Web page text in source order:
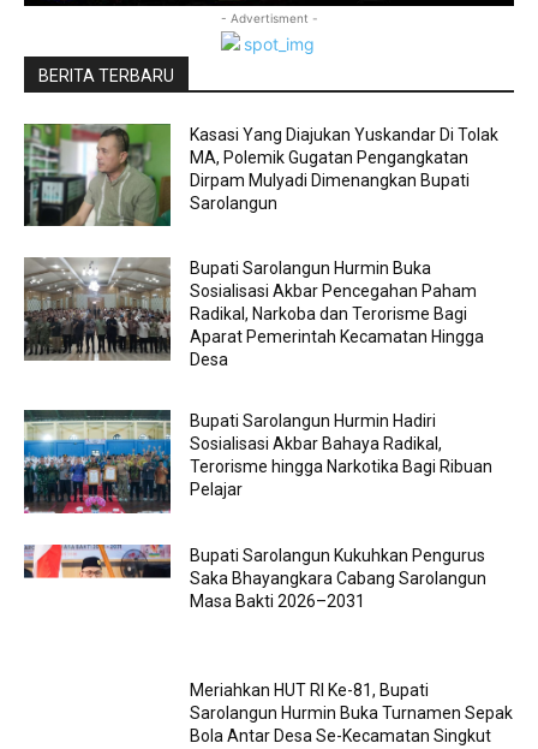
- Advertisment -
BERITA TERBARU
Kasasi Yang Diajukan Yuskandar Di Tolak
MA, Polemik Gugatan Pengangkatan
Dirpam Mulyadi Dimenangkan Bupati
Sarolangun
Bupati Sarolangun Hurmin Buka
Sosialisasi Akbar Pencegahan Paham
Radikal, Narkoba dan Terorisme Bagi
Aparat Pemerintah Kecamatan Hingga
Desa
Bupati Sarolangun Hurmin Hadiri
Sosialisasi Akbar Bahaya Radikal,
Terorisme hingga Narkotika Bagi Ribuan
Pelajar
Bupati Sarolangun Kukuhkan Pengurus
Saka Bhayangkara Cabang Sarolangun
Masa Bakti 2026–2031
Meriahkan HUT RI Ke-81, Bupati
Sarolangun Hurmin Buka Turnamen Sepak
Bola Antar Desa Se-Kecamatan Singkut